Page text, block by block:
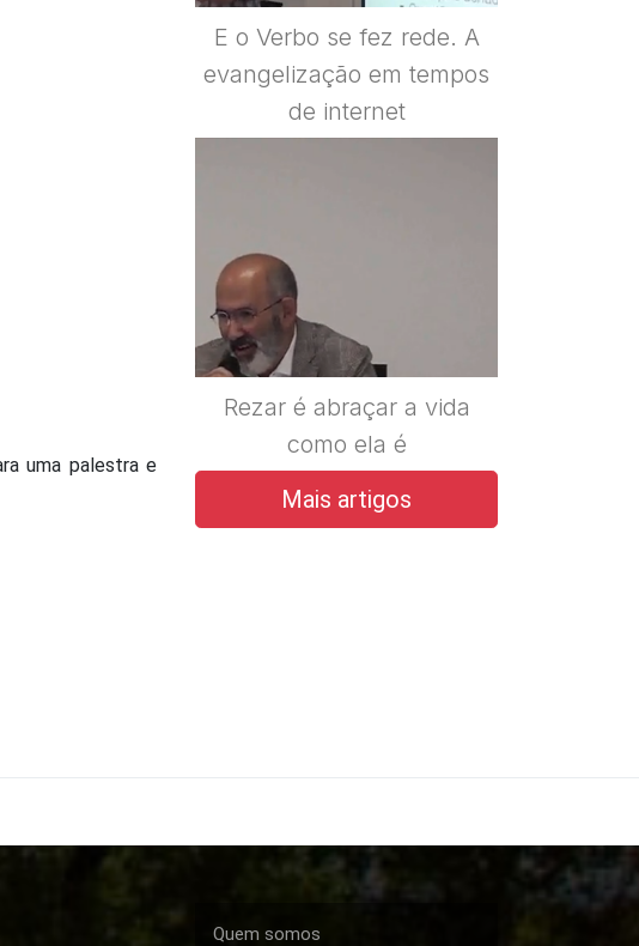
uma palestra e
E o Verbo se fez rede. A
evangelização em tempos
de internet
Rezar é abraçar a vida
como ela é
Mais artigos
Quem somos